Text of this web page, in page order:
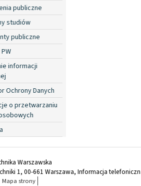
publiczne
studiów
publiczne
informacji
Ochrony Danych
o przetwarzaniu
Warszawska
1, 00-661 Warszawa, Informacja
Mapa strony